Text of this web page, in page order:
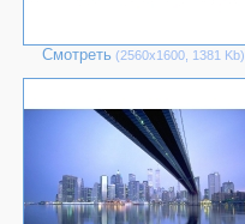
Смотреть (2560х1600, 1381 Kb)